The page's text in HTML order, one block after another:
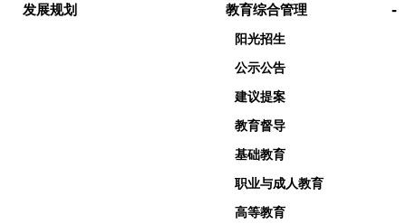
发展规划
教育综合管理 -
阳光招生
公示公告
建议提案
教育督导
基础教育
职业与成人教育
高等教育